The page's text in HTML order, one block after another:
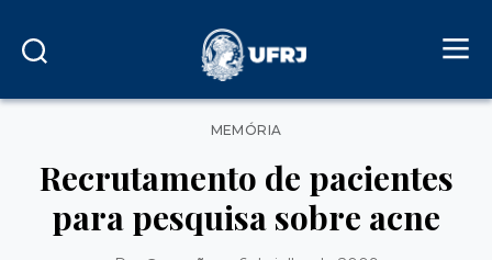
Categorias
MEMÓRIA
Recrutamento de pacientes
para pesquisa sobre acne